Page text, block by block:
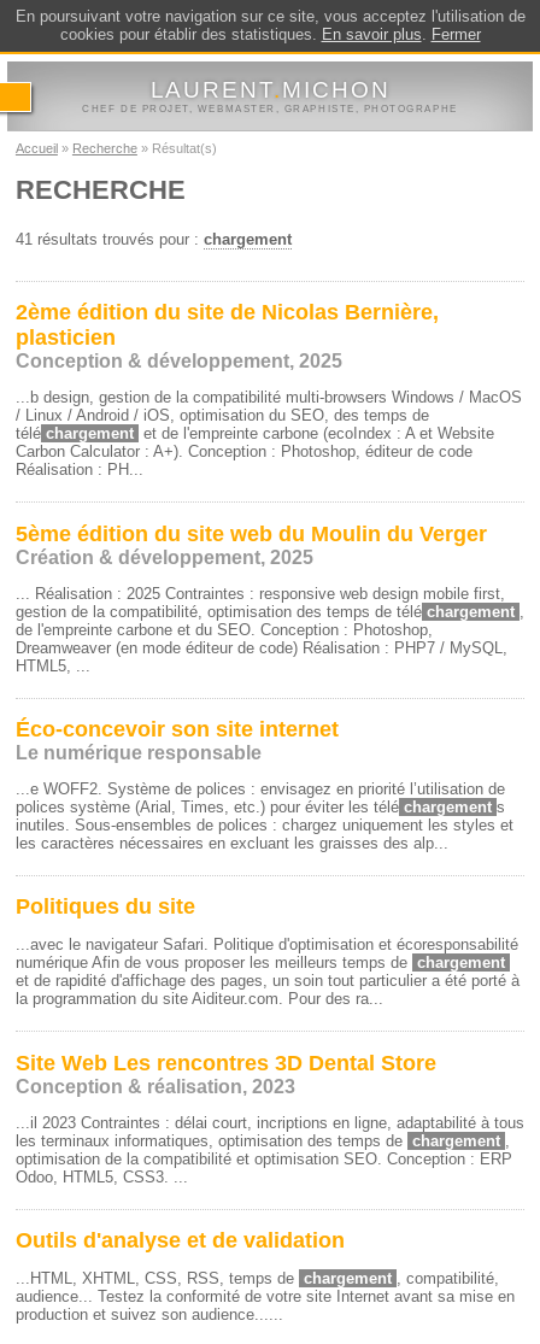
En poursuivant votre navigation sur ce site, vous acceptez l'utilisation de
cookies pour établir des statistiques. En savoir plus. Fermer
LAURENT.MICHON
CHEF DE PROJET, WEBMASTER, GRAPHISTE, PHOTOGRAPHE
Accueil Recherche Résultat(s)
RECHERCHE
41 résultats trouvés pour : chargement
2ème édition du site de Nicolas Bernière,
plasticien
Conception & développement, 2025
...b design, gestion de la compatibilité multi-browsers Windows / MacOS
/ Linux / Android / iOS, optimisation du SEO, des temps de
télé chargement et de l'empreinte carbone (ecoIndex : A et Website
Carbon Calculator : A+). Conception : Photoshop, éditeur de code
Réalisation : PH...
5ème édition du site web du Moulin du Verger
Création & développement, 2025
... Réalisation : 2025 Contraintes : responsive web design mobile first,
gestion de la compatibilité, optimisation des temps de télé chargement
de l'empreinte carbone et du SEO. Conception : Photoshop,
Dreamweaver (en mode éditeur de code) Réalisation : PHP7 / MySQL,
HTML5, ...
Éco-concevoir son site internet
Le numérique responsable
...e WOFF2. Système de polices : envisagez en priorité l’utilisation de
polices système (Arial, Times, etc.) pour éviter les télé chargement s
inutiles. Sous-ensembles de polices : chargez uniquement les styles et
les caractères nécessaires en excluant les graisses des alp...
Politiques du site
...avec le navigateur Safari. Politique d'optimisation et écoresponsabilité
numérique Afin de vous proposer les meilleurs temps de chargement
et de rapidité d'affichage des pages, un soin tout particulier a été porté à
la programmation du site Aiditeur.com. Pour des ra...
Site Web Les rencontres 3D Dental Store
Conception & réalisation, 2023
...il 2023 Contraintes : délai court, incriptions en ligne, adaptabilité à tous
les terminaux informatiques, optimisation des temps de chargement
optimisation de la compatibilité et optimisation SEO. Conception : ERP
Odoo, HTML5, CSS3. ...
Outils d'analyse et de validation
...HTML, XHTML, CSS, RSS, temps de chargement
, compatibilité,
audience... Testez la conformité de votre site Internet avant sa mise en
production et suivez son audience......